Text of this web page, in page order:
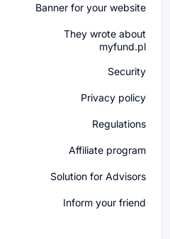
Banner for your website
They wrote about
myfund.pl
Security
Privacy policy
Regulations
Affiliate program
Solution for Advisors
Inform your friend